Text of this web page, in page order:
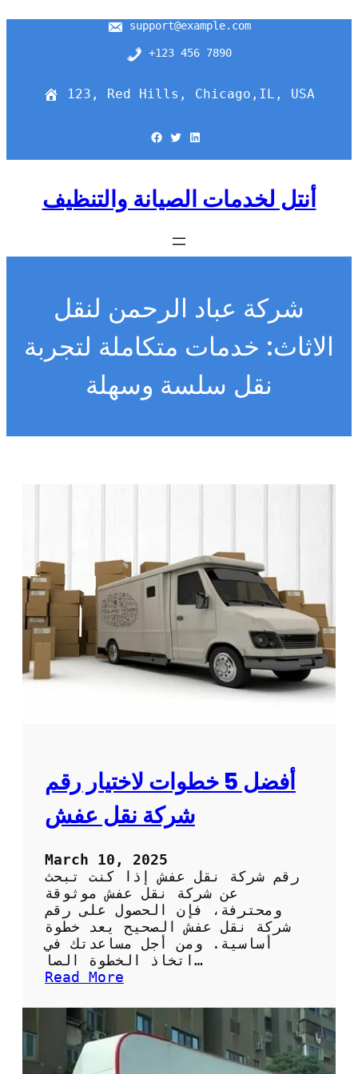
support@example.com
+123 456 7890
123, Red Hills, Chicago,IL, USA
Facebook Twitter LinkedIn
أنتل لخدمات الصيانة والتنظيف
شركة عباد الرحمن لنقل
الاثاث: خدمات متكاملة لتجربة
نقل سلسة وسهلة
أفضل 5 خطوات لاختيار رقم
شركة نقل عفش
March 10, 2025
رقم شركة نقل عفش إذا كنت تبحث
عن شركة نقل عفش موثوقة
ومحترفة، فإن الحصول على رقم
شركة نقل عفش الصحيح يعد خطوة
أساسية. ومن أجل مساعدتك في
اتخاذ الخطوة الصا…
Read More
ف
ل